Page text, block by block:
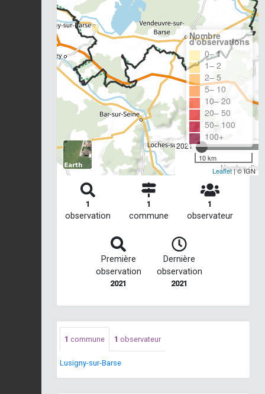
2021
Nombre
Nombre
d'observations
0– 1
1– 2
2– 5
5– 10
10– 20
20– 50
50– 100
100+
10 km
Leaflet| © IGN
1
observation
1
commune
1
observateur
Première
observation
2021
Dernière
observation
2021
1 commune 1 observateur
Lusigny-sur-Barse